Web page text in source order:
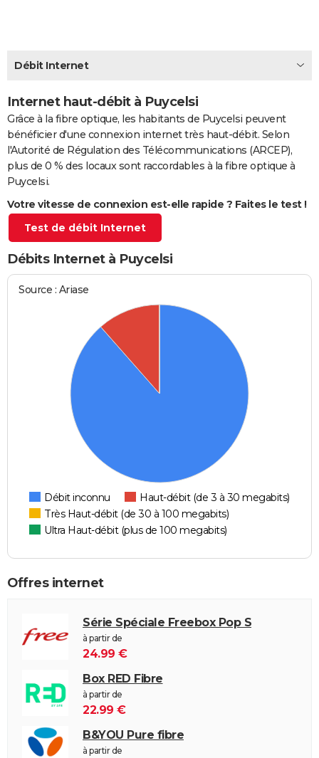
CARTE DE VOEUX
Carte de Noël
Carte Bonne année
Carte Saint-Valentin
Carte Pâques
Carte d'anniversaire
DICTIONNAIRE
PROGRAMME TV
COPAINS D'AVANT
S'inscrire
Se connecter
Lycées
Collèges
Primaires
Universités
Entreprises
Service militaire
Avis de recherche
Bricolage
Lifestyle
Culture
Sport
Auto
Television
Voyage
Cinema
Débit Internet
Internet haut-débit à Puycelsi
Grâce à la fibre optique, les habitants de Puycelsi peuvent
bénéficier d'une connexion internet très haut-débit. Selon
l'Autorité de Régulation des Télécommunications (ARCEP),
plus de 0 % des locaux sont raccordables à la fibre optique à
Puycelsi.
Votre vitesse de connexion est-elle rapide ? Faites le test !
Test de débit Internet
Débits Internet à Puycelsi
Source : Ariase
Débit inconnu
Haut-débit (de 3 à 30 megabits)
Très Haut-débit (de 30 à 100 megabits)
Ultra Haut-débit (plus de 100 megabits)
Offres internet
Série Spéciale Freebox Pop S
à partir de
24.99 €
Box RED Fibre
à partir de
22.99 €
B&YOU Pure fibre
à partir de